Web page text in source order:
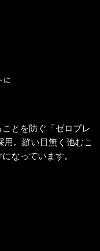
に
とを防ぐ「ゼロプレ
用。縫い目無く弛むこ
なっています。